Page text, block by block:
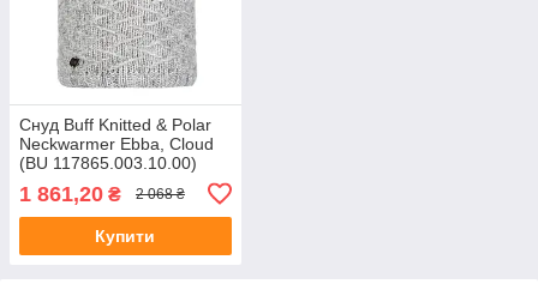
Снуд Buff Knitted & Polar
Neckwarmer Ebba, Cloud
(BU 117865.003.10.00)
1 861,20 ₴ 2 068 ₴
Купити